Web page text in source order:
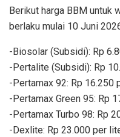
Berikut harga BBM untuk
berlaku mulai 10 Juni
-Biosolar (Subsidi): Rp
-Pertalite (Subsidi): Rp
-Pertamax 92: Rp 16.250
-Pertamax Green 95: Rp
-Pertamax Turbo 98: Rp
-Dexlite: Rp 23.000 per